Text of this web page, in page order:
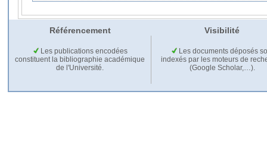
Référencement Visibilité
Les publications encodées
constituent la bibliographie académique
de l'Université.
Les documents déposés
indexés par les moteurs de
(Google Scholar,…).